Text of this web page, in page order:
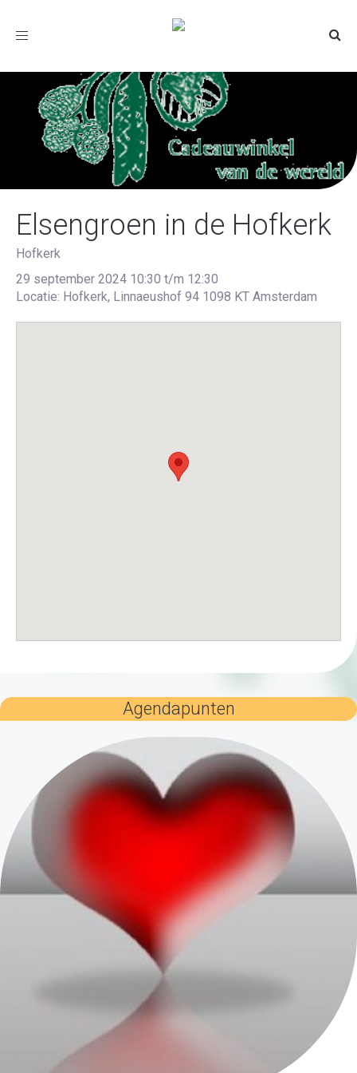
Toggle
Elsengroen in de Hofkerk
Hofkerk
29 september 2024 10:30 t/m 12:30
Locatie: Hofkerk, Linnaeushof 94 1098 KT Amsterdam
Agendapunten